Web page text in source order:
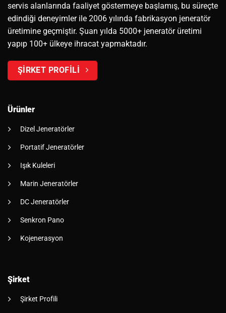
servis alanlarında faaliyet göstermeye başlamış, bu süreçte
edindiği deneyimler ile 2006 yılında fabrikasyon jeneratör
üretimine geçmiştir. Şuan yılda 5000+ jeneratör üretimi
yapıp 100+ ülkeye ihracat yapmaktadır.
ŞİRKET PROFİLİ
Ürünler
Dizel Jeneratörler
Portatif Jeneratörler
Işık Kuleleri
Marin Jeneratörler
DC Jeneratörler
Senkron Pano
Kojenerasyon
Şirket
Şirket Profili